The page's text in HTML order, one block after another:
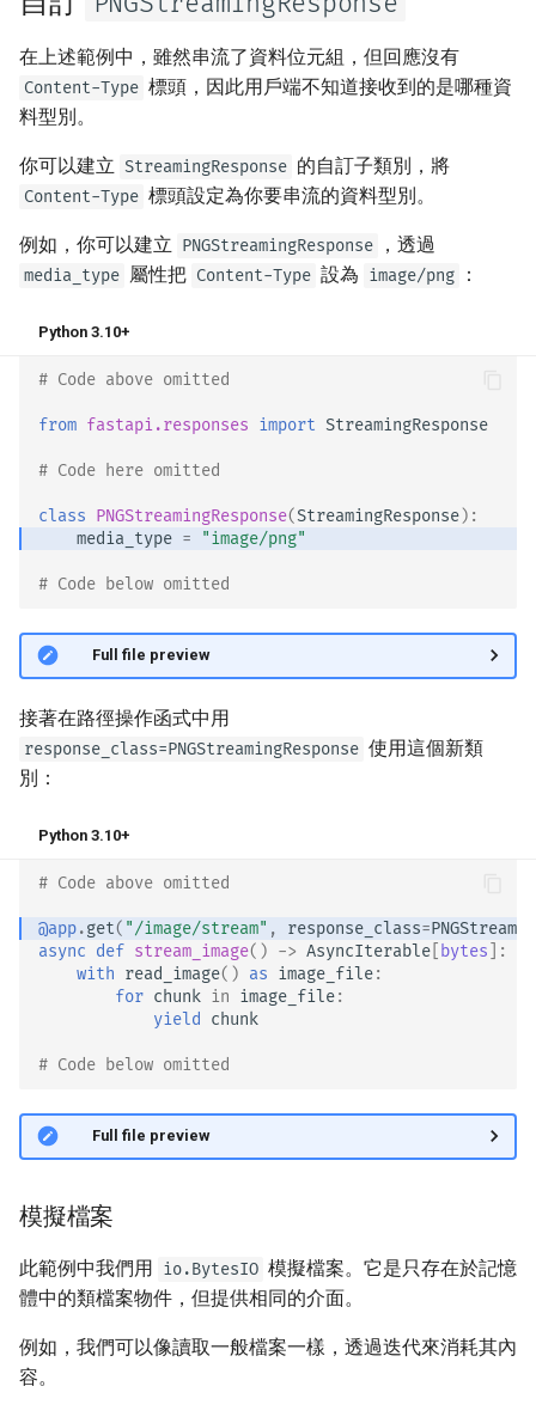
在上述範例中，雖然串流了資料位元組，但回應沒有
Content-Type 標頭，因此用戶端不知道接收到的是哪種資
料型別。
你可以建立 StreamingResponse 的自訂子類別，將
Content-Type 標頭設定為你要串流的資料型別。
例如，你可以建立 PNGStreamingResponse ，透過
media_type 屬性把 Content-Type 設為 image/png ：
Python 3.10+
# Code above omitted 👆
from fastapi.responses import StreamingResponse
# Code here omitted 👈
class PNGStreamingResponse(StreamingResponse):
media_type = "image/png"
# Code below omitted 👇
👀 Full file preview
接著在路徑操作函式中用
response_class=PNGStreamingResponse 使用這個新類
別：
Python 3.10+
# Code above omitted 👆
@app.get( "/image/stream" , response_class=
async def stream_image() -> AsyncIterable bytes ]:
with read_image() as image_file:
for chunk in image_file:
yield
chunk
# Code below omitted 👇
👀 Full file preview
模擬檔案
此範例中我們用 io.BytesIO 模擬檔案。它是只存在於記憶
體中的類檔案物件，但提供相同的介面。
例如，我們可以像讀取一般檔案一樣，透過迭代來消耗其內
容。